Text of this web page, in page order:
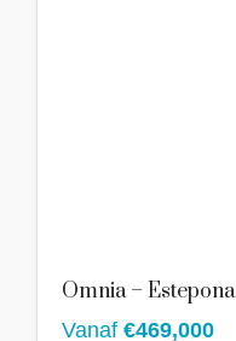
Omnia – Estepona
Vanaf €469,000